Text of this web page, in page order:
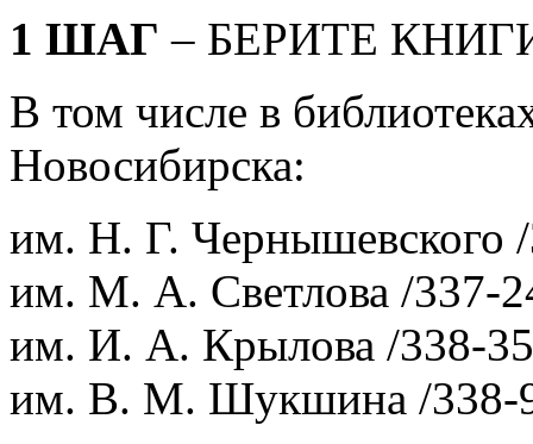
1 ШАГ – БЕРИТЕ
В том числе в
Новосибирска:
им. Н. Г. Чернышевского
им. М. А. Светлова /337-
им. И. А. Крылова /338-
им. В. М. Шукшина /338-